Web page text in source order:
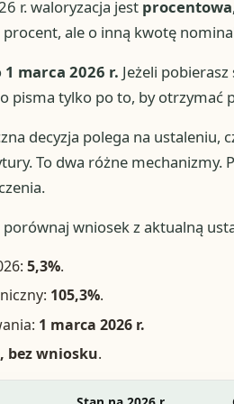
r. waloryzacja jest procentowa
ale o inną kwotę
1 marca 2026 r. Jeżeli
pisma tylko po to, by
decyzja polega na ustaleniu,
To dwa różne mechanizmy.
porównaj wniosek z aktualną
5,3%.
105,3%.
1 marca 2026 r.
bez wniosku.